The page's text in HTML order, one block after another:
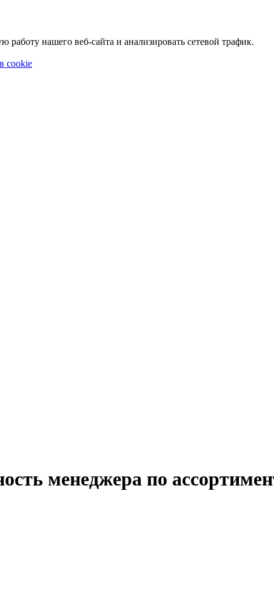
нашего веб-сайта и анализировать сетевой трафик.
cookie
менеджера по